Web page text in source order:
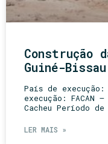
Construção
Guiné-Bissau
País de execução:
execução: FACAN
Cacheu Período
LER MAIS »